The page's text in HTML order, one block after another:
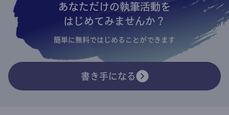
あなただけの執筆活動を
はじめてみませんか？
簡単に無料ではじめることができます
書き手になる